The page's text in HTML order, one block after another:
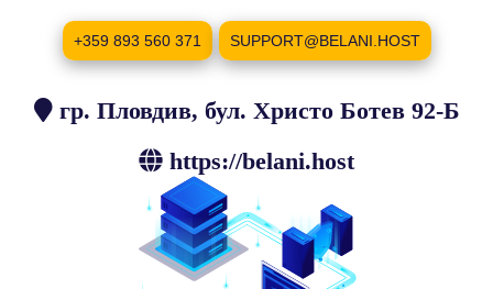
+359 893 560 371 SUPPORT@BELANI.HOST
гр. Пловдив, бул. Христо Ботев 92-Б
https://belani.host